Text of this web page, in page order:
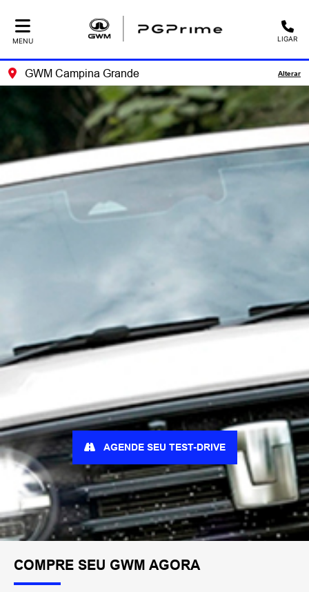
MENU LIGAR
GWM Campina Grande Alterar
COMPRE SEU GWM AGORA
AGENDE SEU TEST-DRIVE